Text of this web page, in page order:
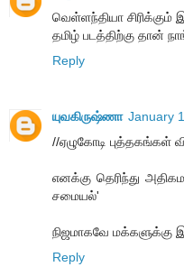
வெள்ளந்தியா சிரிக்கும்
தமிழ் படத்திற்கு தான்
Reply
யுவகிருஷ்ணா January
//ஏழுகோடி புத்தகங்கள்
எனக்கு தெரிந்து
சமையல்'
நிஜமாகவே மக்களுக்கு
Reply